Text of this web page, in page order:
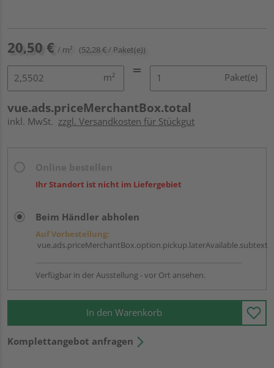
20,50 € / m² (52,28 € / Paket(e))
m² Paket(e)
vue.ads.priceMerchantBox.total
inkl. MwSt. zzgl. Versandkosten für Stückgut
Ihr Standort ist nicht im Liefergebiet
Beim Händler abholen
Auf Vorbestellung:
vue.ads.priceMerchantBox.option.pickup.laterAvailable.subtext
Verfügbar in der Ausstellung - vor Ort ansehen.
In den Warenkorb
Komplettangebot anfragen